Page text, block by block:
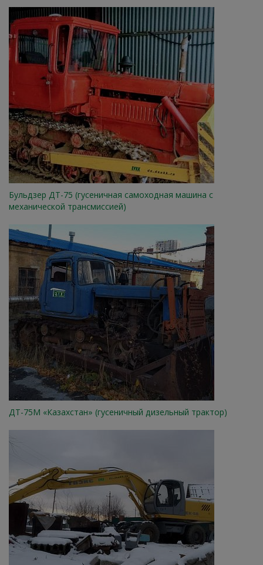
Бульдзер ДТ-75 (гусеничная самоходная машина с
механической трансмиссией)
ДТ-75М «Казахстан» (гусеничный дизельный трактор)